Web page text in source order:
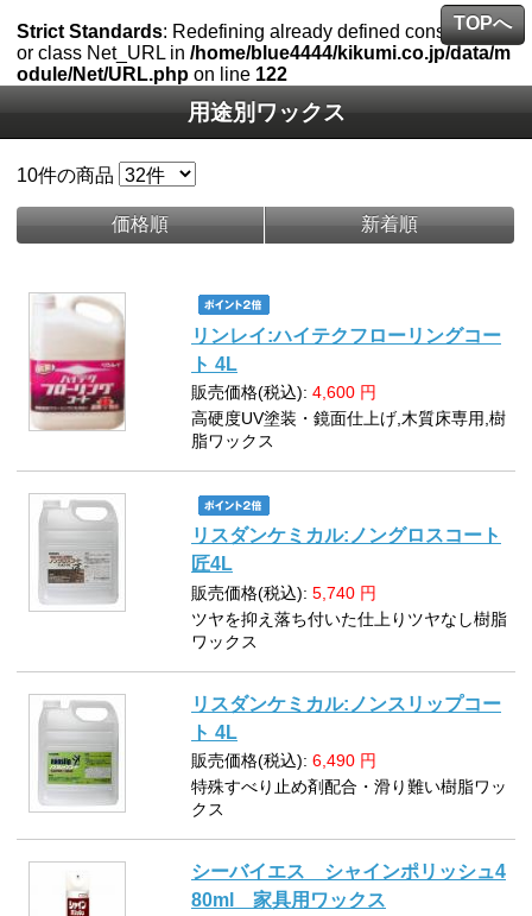
Strict Standards: Redefining already defined constructor f
or class Net_URL in/home/blue4444/kikumi.co.jp/data/m
odule/Net/URL.php on line 122
用途別ワックス
10件の商品
価格順 新着順
リンレイ:ハイテクフローリングコー
ト 4L
販売価格(税込): 4,600 円
高硬度UV塗装・鏡面仕上げ,木質床専用,樹
脂ワックス
リスダンケミカル:ノングロスコート
匠4L
販売価格(税込): 5,740 円
ツヤを抑え落ち付いた仕上りツヤなし樹脂
ワックス
リスダンケミカル:ノンスリップコー
ト 4L
販売価格(税込): 6,490 円
特殊すべり止め剤配合・滑り難い樹脂ワッ
クス
シーバイエス シャインポリッシュ4
80ml 家具用ワックス
TOPへ